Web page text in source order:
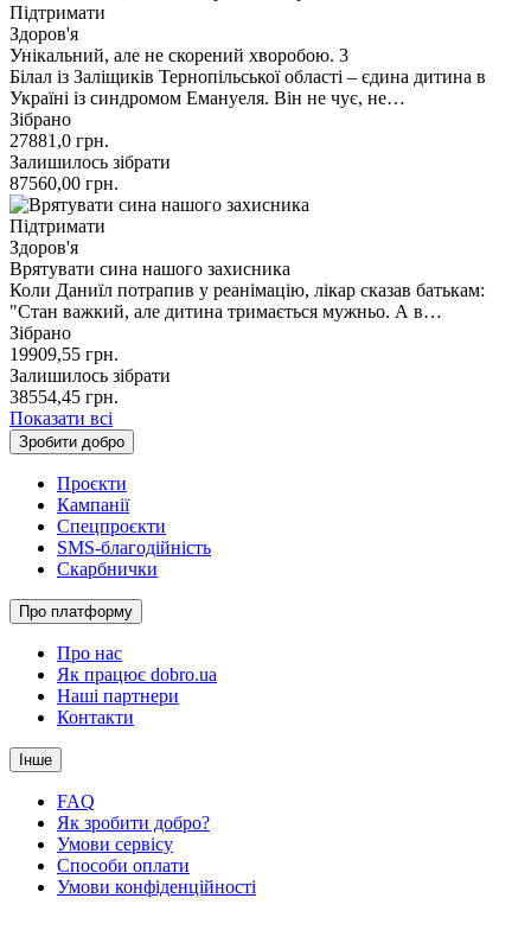
Підтримати
Здоров'я
Унікальний, але не скорений хворобою. 3
Білал із Заліщиків Тернопільської області – єдина дитина в
Україні із синдромом Емануеля. Він не чує, не…
Зібрано
27881,0 грн.
Залишилось зібрати
87560,00 грн.
Підтримати
Здоров'я
Врятувати сина нашого захисника
Коли Даниїл потрапив у реанімацію, лікар сказав батькам:
"Стан важкий, але дитина тримається мужньо. А в…
Зібрано
19909,55 грн.
Залишилось зібрати
38554,45 грн.
Показати всі
Зробити добро
Проєкти
Кампанії
Спецпроєкти
SMS-благодійність
Скарбнички
Про платформу
Про нас
Як працює dobro.ua
Наші партнери
Контакти
Інше
FAQ
Як зробити добро?
Умови сервісу
Способи оплати
Умови конфіденційності